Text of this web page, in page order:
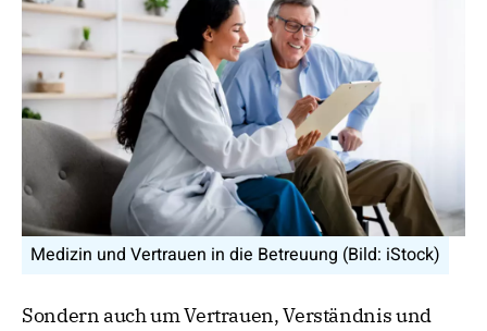
Medizin und Vertrauen in die Betreuung (Bild: iStock)
Sondern auch um Vertrauen, Verständnis und